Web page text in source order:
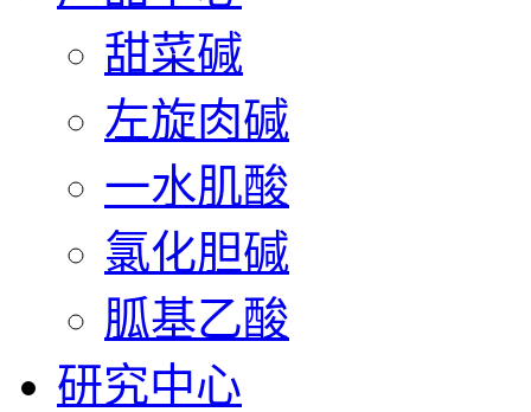
甜菜碱
左旋肉碱
一水肌酸
氯化胆碱
胍基乙酸
研究中心